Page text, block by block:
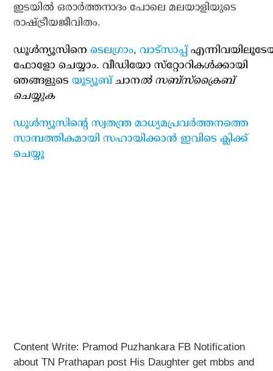
ഇടയില്‍ ഒരാര്‍ത്തനാദം പോലെ മലയാളിയുടെ
രാഷ്ട്രീയജീവിതം.
ഡൂള്‍ന്യൂസിനെടെലഗ്രാം,വാട്‌സാപ്പ്
ഫോളോ ചെയ്യാം. വീഡിയോ സ്‌റ്റോറികള്‍ക്കായി
ഞങ്ങളുടെയൂട്യൂബ്ചാനല്‍ സബ്‌സ്‌ക്രൈബ്
ചെയ്യുക
ഡൂള്‍ന്യൂസിന്റെ സ്വതന്ത്ര മാധ്യമപ്രവര്‍ത്തനത്തെ
സാമ്പത്തികമായി സഹായിക്കാന്‍ ഇവിടെ ക്ലിക്ക്
ചെയ്യൂ
Content Write: Pramod Puzhankara FB Notification
about TN Prathapan post His Daughter get mbbs and